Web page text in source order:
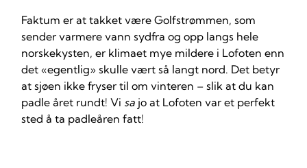
Faktum er at takket være Golfstrømmen, som
sender varmere vann sydfra og opp langs hele
norskekysten, er klimaet mye mildere i Lofoten enn
det «egentlig» skulle vært så langt nord. Det betyr
at sjøen ikke fryser til om vinteren – slik at du kan
padle året rundt! Vi sa jo at Lofoten var et perfekt
sted å ta padleåren fatt!